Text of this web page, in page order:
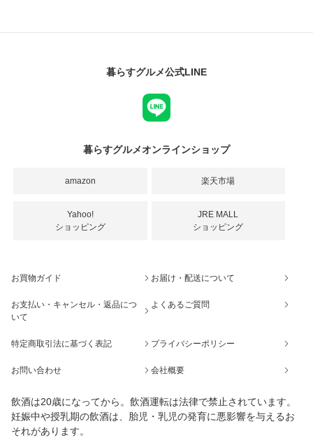
暮らすグルメ公式LINE
暮らすグルメオンラインショップ
amazon 楽天市場
Yahoo!
ショッピング
JRE MALL
ショッピング
お買物ガイド お届け・配送について
お支払い・キャンセル・返品につ
いて
よくあるご質問
特定商取引法に基づく表記 プライバシーポリシー
お問い合わせ 会社概要
飲酒は20歳になってから。飲酒運転は法律で禁止されています。
妊娠中や授乳期の飲酒は、胎児・乳児の発育に悪影響を与えるお
それがあります。